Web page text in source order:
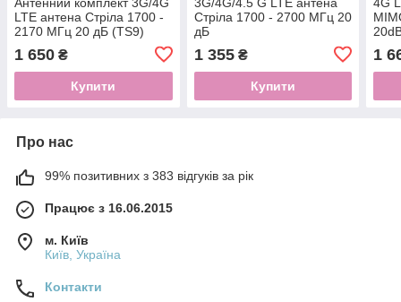
LTE антена Стріла 1700 -
2170 МГц 20 дБ (TS9)
1 650 ₴
Купити
Стріла 1700 - 2700 МГц 20
дБ
1 355₴
Купити
1
Про нас
99% позитивних з 383 відгуків за рік
Працює з 16.06.2015
м. Київ
Київ, Україна
Контакти